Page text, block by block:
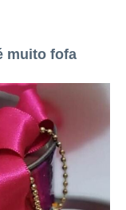
muito fofa